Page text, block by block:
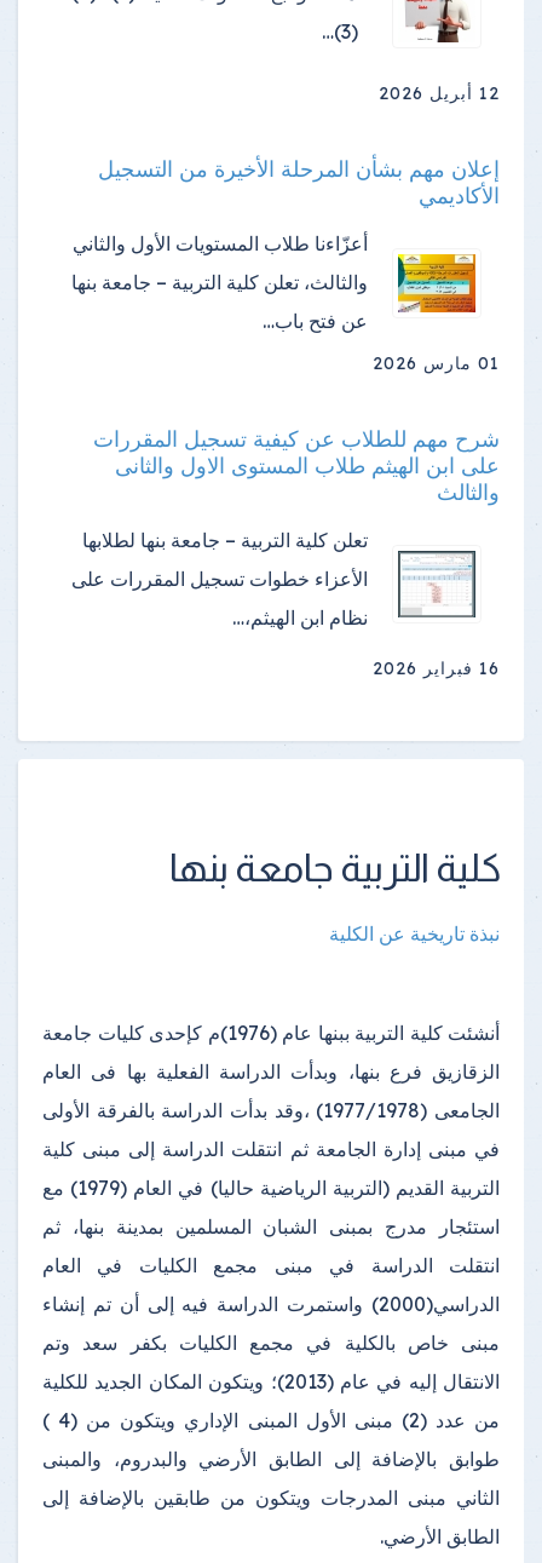
(3)…
12 أبريل 2026
إعلان مهم بشأن المرحلة الأخيرة من التسجيل
الأكاديمي
أعزّاءنا طلاب المستويات الأول والثاني
والثالث، تعلن كلية التربية – جامعة بنها
عن فتح باب…
01 مارس 2026
شرح مهم للطلاب عن كيفية تسجيل المقررات
على ابن الهيثم طلاب المستوى الاول والثانى
والثالث
تعلن كلية التربية – جامعة بنها لطلابها
الأعزاء خطوات تسجيل المقررات على
نظام ابن الهيثم،…
16 فبراير 2026
كلية التربية جامعة بنها
نبذة تاريخية عن الكلية
أنشئت كلية التربية ببنها عام (1976)م كإحدى كليات جامعة
الزقازيق فرع بنها، وبدأت الدراسة الفعلية بها فى العام
الجامعى (1977/1978) ،وقد بدأت الدراسة بالفرقة الأولى
في مبنى إدارة الجامعة ثم انتقلت الدراسة إلى مبنى كلية
التربية القديم (التربية الرياضية حاليا) في العام (1979) مع
استئجار مدرج بمبنى الشبان المسلمين بمدينة بنها، ثم
انتقلت الدراسة في مبنى مجمع الكليات في العام
الدراسي(2000) واستمرت الدراسة فيه إلى أن تم إنشاء
مبنى خاص بالكلية في مجمع الكليات بكفر سعد وتم
الانتقال إليه في عام (2013)؛ ويتكون المكان الجديد للكلية
من عدد (2) مبنى الأول المبنى الإداري ويتكون من (4 )
طوابق بالإضافة إلى الطابق الأرضي والبدروم، والمبنى
الثاني مبنى المدرجات ويتكون من طابقين بالإضافة إلى
الطابق الأرضي.